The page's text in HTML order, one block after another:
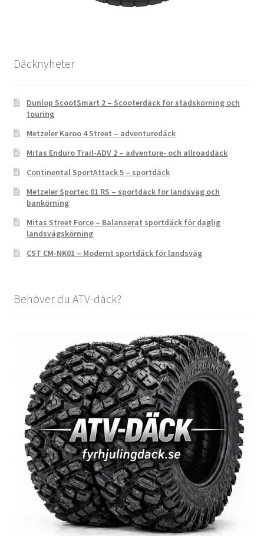
Däcknyheter
Dunlop ScootSmart 2 – Scooterdäck för stadskörning och
touring
Metzeler Karoo 4 Street – adventuredäck
Mitas Enduro Trail-ADV 2 – adventure- och allroaddäck
Continental SportAttack 5 – sportdäck
Metzeler Sportec 01 RS – sportdäck för landsväg och
bankörning
Mitas Street Force – Balanserat sportdäck för daglig
landsvägskörning
CST CM-NK01 – Modernt sportdäck för landsväg
Behöver du ATV-däck?